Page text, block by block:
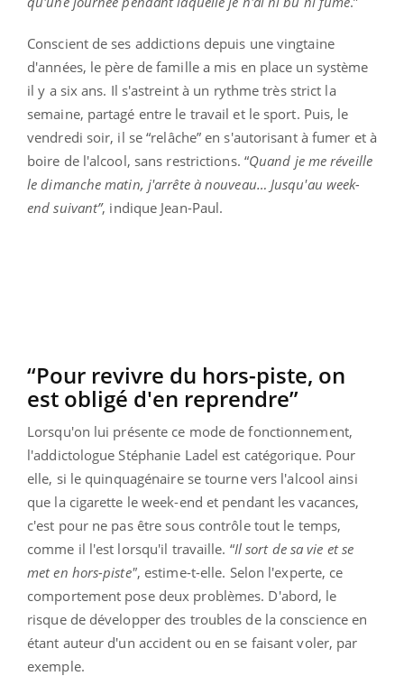
Conscient de ses addictions depuis une vingtaine
d'années, le père de famille a mis en place un système
il y a six ans. Il s'astreint à un rythme très strict la
semaine, partagé entre le travail et le sport. Puis, le
vendredi soir, il se “relâche” en s'autorisant à fumer et à
boire de l'alcool, sans restrictions. “Quand je me réveille
le dimanche matin, j'arrête à nouveau… Jusqu'au week-
end suivant”, indique Jean-Paul.
“Pour revivre du hors-piste, on
est obligé d'en reprendre”
Lorsqu'on lui présente ce mode de fonctionnement,
l'addictologue Stéphanie Ladel est catégorique. Pour
elle, si le quinquagénaire se tourne vers l'alcool ainsi
que la cigarette le week-end et pendant les vacances,
c'est pour ne pas être sous contrôle tout le temps,
comme il l'est lorsqu'il travaille. “Il sort de sa vie et se
met en hors-piste", estime-t-elle. Selon l'experte, ce
comportement pose deux problèmes. D'abord, le
risque de développer des troubles de la conscience en
étant auteur d'un accident ou en se faisant voler, par
exemple.